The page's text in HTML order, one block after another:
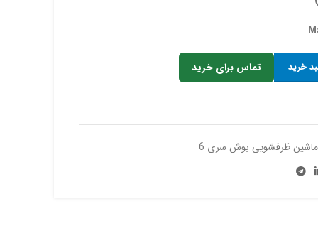
خرید تماس برای خرید
ماشین ظرفشویی بوش سری 6